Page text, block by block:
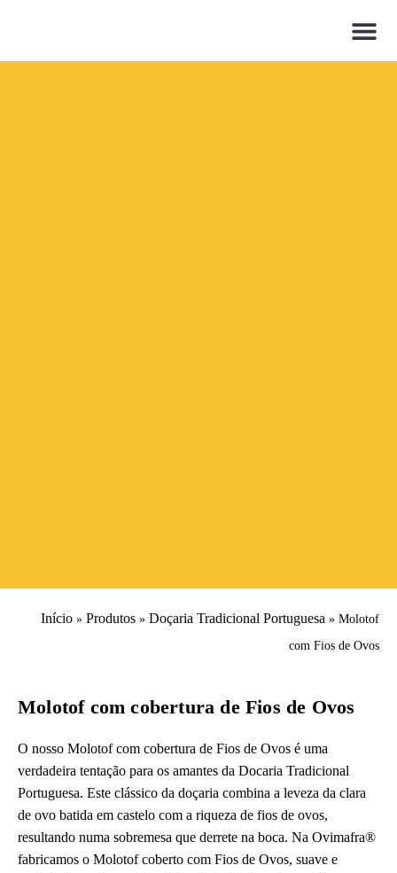
Molotof com Fios de Ovos
Doçura irresistível.
Início » Produtos » Doçaria Tradicional Portuguesa » Molotof
com Fios de Ovos
Molotof com cobertura de Fios de Ovos
O nosso Molotof com cobertura de Fios de Ovos é uma
verdadeira tentação para os amantes da Docaria Tradicional
Portuguesa. Este clássico da doçaria combina a leveza da clara
de ovo batida em castelo com a riqueza de fios de ovos,
resultando numa sobremesa que derrete na boca. Na Ovimafra®
fabricamos o Molotof coberto com Fios de Ovos, suave e